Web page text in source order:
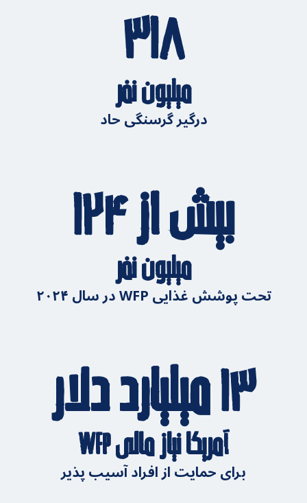
۳۱۸
میلیون نفر
درگیر گرسنگی حاد
بیش از ۱۲۴
میلیون نفر
تحت پوشش غذایی WFP در سال ۲۰۲۴
۱۳ میلیارد دلار
آمریکا نیاز مالی WFP
برای حمایت از افراد آسیب پذیر